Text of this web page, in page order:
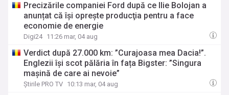
Precizările companiei Ford după ce Ilie Bolojan a
anunțat că își oprește producţia pentru a face
economie de energie
Digi24 11:26 mar, 04 aug
Verdict după 27.000 km: ”Curajoasa mea Dacia!”.
Englezii își scot pălăria în fața Bigster: ”Singura
mașină de care ai nevoie”
Știrile PRO TV 10:13 mar, 04 aug